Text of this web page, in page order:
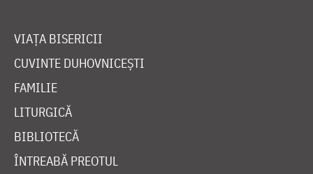
VIAȚA BISERICII
CUVINTE DUHOVNICEȘTI
FAMILIE
LITURGICĂ
BIBLIOTECĂ
ÎNTREABĂ PREOTUL